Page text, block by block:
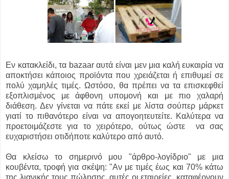
Εν κατακλείδι, τα bazaar αυτά είναι μεν μια καλή ευκαιρία να
αποκτήσει κάποιος προϊόντα που χρειάζεται ή επιθυμεί σε
πολύ χαμηλές τιμές. Ωστόσο, θα πρέπει να τα επισκεφθεί
εξοπλισμένος με άφθονη υπομονή και με πιο χαλαρή
διάθεση. Δεν γίνεται να πάτε εκεί με λίστα σούπερ μάρκετ
γιατί το πιθανότερο είναι να απογοητευτείτε. Καλύτερα να
προετοιμάζεστε για το χειρότερο, ούτως ώστε να σας
ευχαριστήσει οτιδήποτε καλύτερο από αυτό.
Θα κλείσω το σημερινό μου "άρθρο-λογίδριο" με μια
κουβέντα, τροφή για σκέψη: "Αν με τιμές έως και 70% κάτω